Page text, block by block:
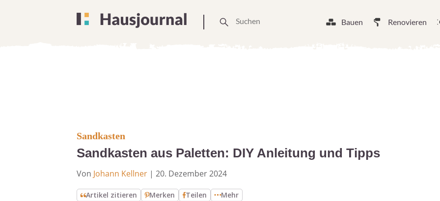
Bauen Renovieren
Sandkasten
Sandkasten aus Paletten: DIY Anleitung und Tipps
Von Johann Kellner | 20. Dezember 2024
Artikel zitieren Merken Teilen Mehr